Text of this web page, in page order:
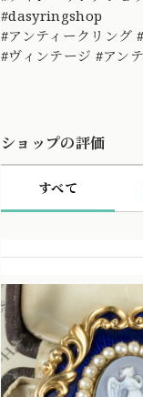
#dasyringshop
#アンティークリング
#ヴィンテージ #ア
ショップの評価
すべて